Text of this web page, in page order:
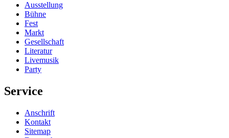
Ausstellung
Bühne
Fest
Markt
Gesellschaft
Literatur
Livemusik
Party
Service
Anschrift
Kontakt
Sitemap